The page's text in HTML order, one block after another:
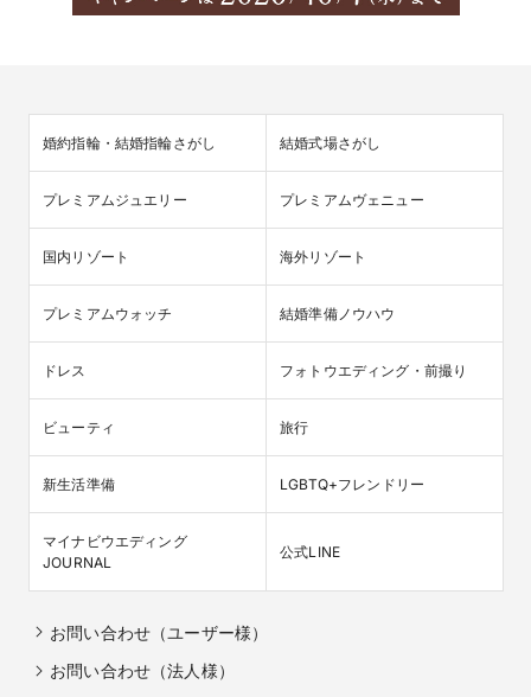
婚約指輪・結婚指輪さがし 結婚式場さがし
プレミアムジュエリー プレミアムヴェニュー
国内リゾート 海外リゾート
プレミアムウォッチ 結婚準備ノウハウ
ドレス フォトウエディング・前撮り
ビューティ 旅行
新生活準備 LGBTQ+フレンドリー
マイナビウエディング
JOURNAL
公式LINE
お問い合わせ（ユーザー様）
お問い合わせ（法人様）